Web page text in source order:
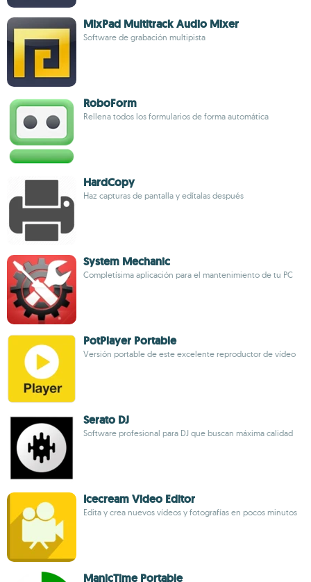
MixPad Multitrack Audio Mixer
Software de grabación multipista
RoboForm
Rellena todos los formularios de forma automática
HardCopy
Haz capturas de pantalla y edítalas después
System Mechanic
Completísima aplicación para el mantenimiento de tu PC
PotPlayer Portable
Versión portable de este excelente reproductor de vídeo
Serato DJ
Software profesional para DJ que buscan máxima calidad
Icecream Video Editor
Edita y crea nuevos vídeos y fotografías en pocos minutos
ManicTime Portable